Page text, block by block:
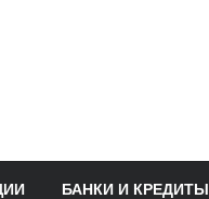
БАНКИ И КРЕДИТЫ